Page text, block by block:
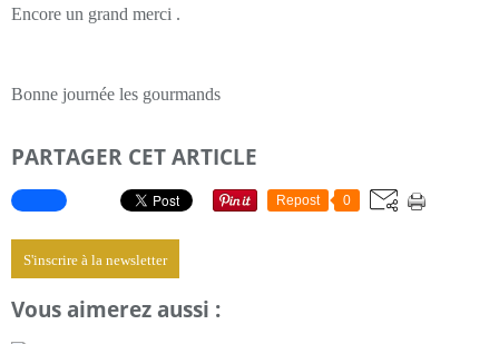
Encore un grand merci .
Bonne journée les gourmands
PARTAGER CET ARTICLE
Repost 0
S'inscrire à la newsletter
Vous aimerez aussi :